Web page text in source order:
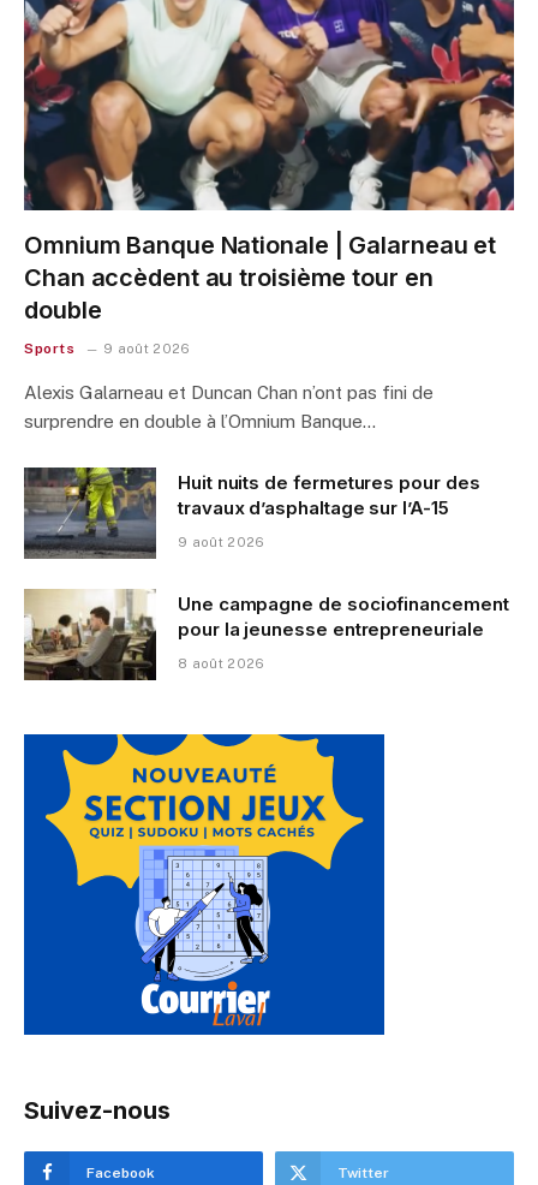
Omnium Banque Nationale | Galarneau et
Chan accèdent au troisième tour en
double
Sports 9 août 2026
Alexis Galarneau et Duncan Chan n’ont pas fini de
surprendre en double à l’Omnium Banque…
Huit nuits de fermetures pour des
travaux d’asphaltage sur l’A-15
9 août 2026
Une campagne de sociofinancement
pour la jeunesse entrepreneuriale
8 août 2026
Suivez-nous
Facebook Twitter